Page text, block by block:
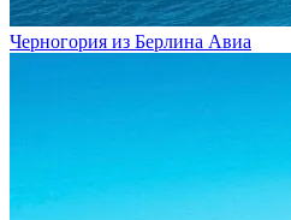
Черногория из Берлина Авиа